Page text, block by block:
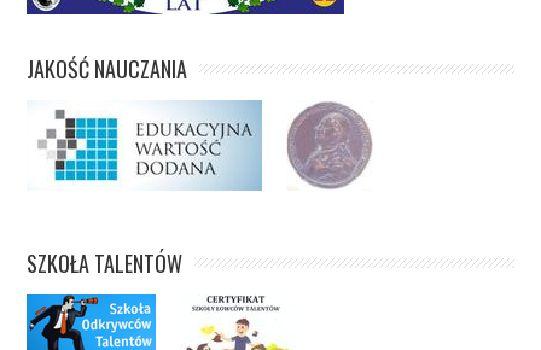
JAKOŚĆ NAUCZANIA
SZKOŁA TALENTÓW